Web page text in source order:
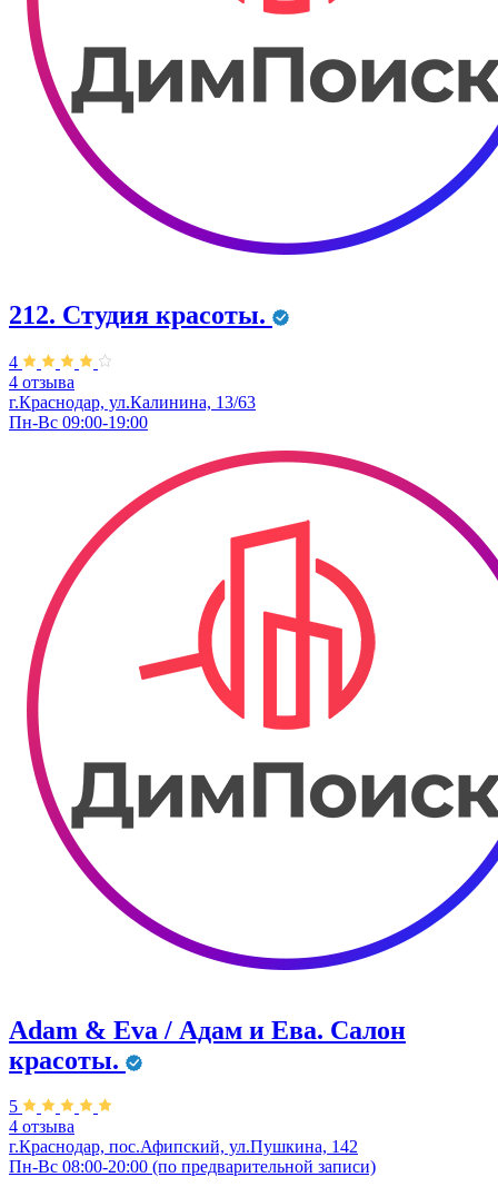
212. Студия красоты.
4
4 отзыва
г.Краснодар, ул.Калинина, 13/63
Пн-Вс 09:00-19:00
Adam & Eva / Адам и Ева. Салон
красоты.
5
4 отзыва
г.Краснодар, пос.Афипский, ул.Пушкина, 142
Пн-Вс 08:00-20:00 (по предварительной записи)